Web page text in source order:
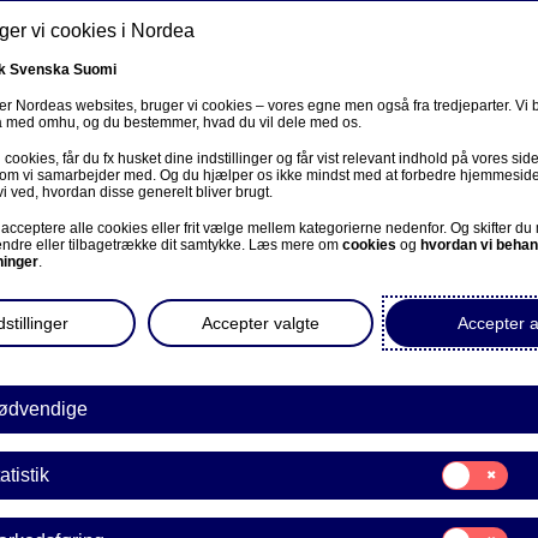
Magasinet
aktiemarkeder
vindere?
svagere afkast end resten af Europa kan de
vej tilbage i rampelyset. En kombination af stærke
og eksponering mod nogle af verdens
vi cookies i Nordea
Svenska Suomi
Nordeas websites, bruger vi cookies – vores egne men også fra tredjeparter. Vi
med omhu, og du bestemmer, hvad du vil dele med os.
cookies, får du fx husket dine indstillinger og får vist relevant indhold på vores
vi samarbejder med. Og du hjælper os ikke mindst med at forbedre
ved, hvordan disse generelt bliver brugt.
alle cookies eller frit vælge mellem kategorierne nedenfor. Og skifter du
eller tilbagetrække dit samtykke. Læs mere om cookies og hvordan vi
.
Accepter
Accepter valgte
Samtykke
til:
Statistik